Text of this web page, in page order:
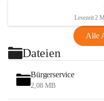
Lesezeit 2
Alle
Dateien
Bürgerservice
2,08 MB